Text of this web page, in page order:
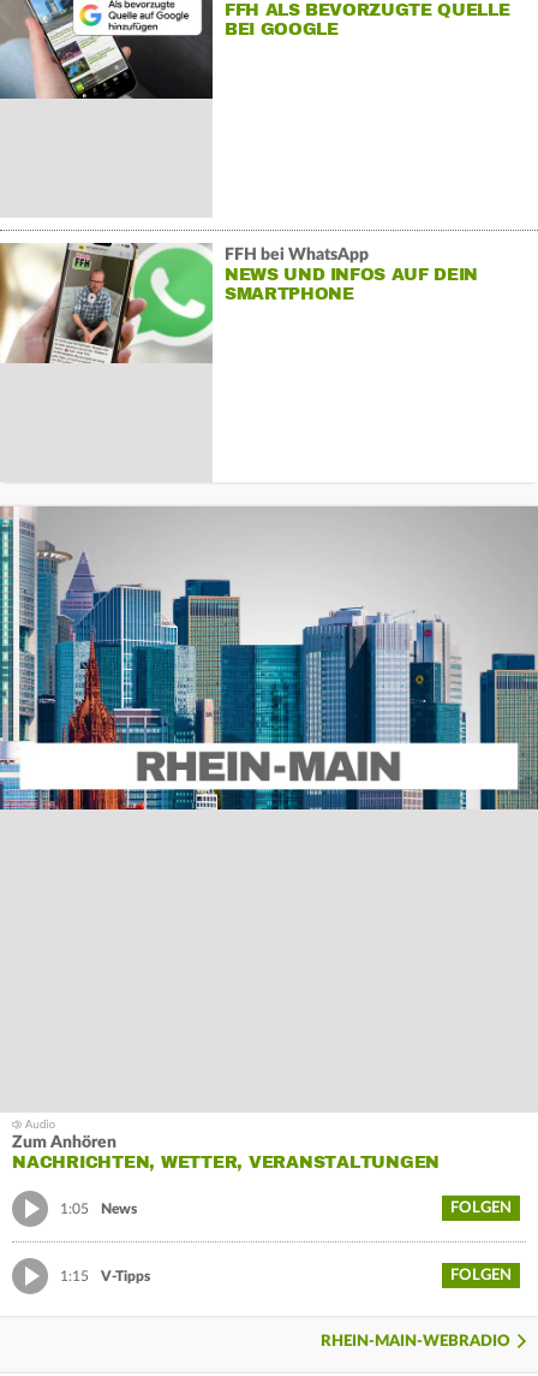
FFH ALS BEVORZUGTE QUELLE
BEI GOOGLE
FFH bei WhatsApp
NEWS UND INFOS AUF DEIN
SMARTPHONE
Zum Anhören
NACHRICHTEN, WETTER, VERANSTALTUNGEN
1:05 News FOLGEN
1:15 V-Tipps FOLGEN
RHEIN-MAIN-WEBRADIO